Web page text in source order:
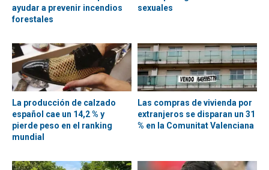
ayudar a prevenir incendios
forestales
sexuales
La producción de calzado
español cae un 14,2 % y
pierde peso en el ranking
mundial
Las compras de vivienda por
extranjeros se disparan un 31
% en la Comunitat Valenciana